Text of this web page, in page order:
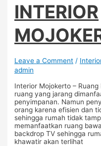
INTERIOR
Leave a Comment /
admin
Interior Mojokerto –
ruang yang jarang
penyimpanan. Namun
orang karena efisien dan
sehingga rumah tidak
memanfaatkan ruang
backdrop TV sehingga
khawatir akan terlihat